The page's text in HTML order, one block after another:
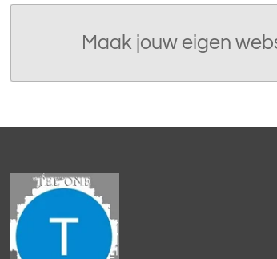
Maak jouw eigen